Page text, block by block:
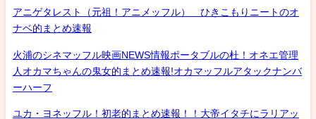
アニゲタレスト（元祖！アニメッフル） ひきこもりニートのオ
ナベ的まとめ速報
火浦のシネマッフル映画NEWS情報ポータブルの杜！オネエ管理
人オカマちゃんの鬼女的まとめ速報!オカマッフルアタックナンバ
ーハーフ
ユカ・ヨネッフル！初老的まとめ速報！！大帝イタチにラリアッ